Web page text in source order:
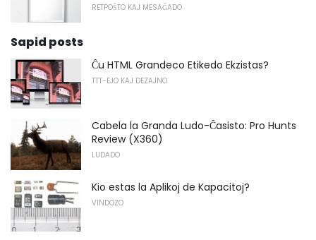
RETPOŜTO KAJ MESAĜADO
Sapid posts
Ĉu HTML Grandeco Etikedo Ekzistas?
TTT-EJO KAJ DEZAJNO
Cabela la Granda Ludo-Ĉasisto: Pro Hunts
Review (X360)
LUDADO
Kio estas la Aplikoj de Kapacitoj?
VINDOZO